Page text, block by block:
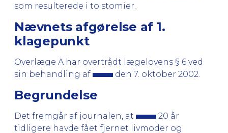
som resulterede i to stomier.
Nævnets afgørelse af 1.
klagepunkt
Overlæge A har overtrådt lægelovens § 6 ved
sin behandling af
den 7. oktober 2002.
Begrundelse
Det fremgår af journalen, at
20 år
tidligere havde fået fjernet livmoder og